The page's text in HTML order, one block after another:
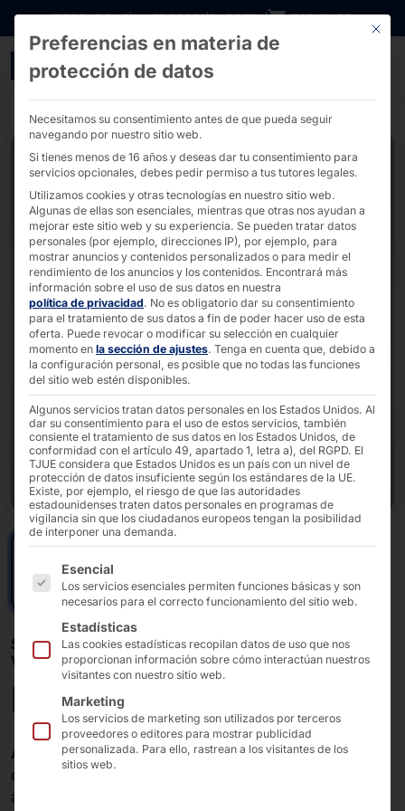
Ir directamente al contenido
DESCARGASINVERSORESCARRERA B2B SHOP
Servidor de
SERVIDOR DE RED AKHET®: CERTIFICADO PARA
WINDOWS SERVER 2025
Essential 2U
AKHET® Essential 2Ucombina una gran potencia de
cálculo con una impresionante capacidad de
almacenamiento de hasta 24 unidades en un formato
Este
Preferencias en materia de
protección de datos
Necesitamos su consentimiento antes de que pueda seguir
navegando por nuestro sitio web.
Si tienes menos de 16 años y deseas dar tu consentimiento para
servicios opcionales, debes pedir permiso a tus tutores legales.
Utilizamos cookies y otras tecnologías en nuestro sitio web.
Algunas de ellas son esenciales, mientras que otras nos ayudan a
mejorar este sitio web y su experiencia. Se pueden tratar datos
personales (por ejemplo, direcciones IP), por ejemplo, para
mostrar anuncios y contenidos personalizados o para medir el
rendimiento de los anuncios y los contenidos. Encontrará más
información sobre el uso de sus datos en nuestra
política de privacidad. No es obligatorio dar su consentimiento
para el tratamiento de sus datos a fin de poder hacer uso de esta
oferta. Puede revocar o modificar su selección en cualquier
momento en la sección de ajustes. Tenga en cuenta que, debido a
la configuración personal, es posible que no todas las funciones
del sitio web estén disponibles.
Algunos servicios tratan datos personales en los Estados Unidos. Al
dar su consentimiento para el uso de estos servicios, también
consiente el tratamiento de sus datos en los Estados Unidos, de
conformidad con el artículo 49, apartado 1, letra a), del RGPD. El
TJUE considera que Estados Unidos es un país con un nivel de
protección de datos insuficiente según los estándares de la UE.
Existe, por ejemplo, el riesgo de que las autoridades
estadounidenses traten datos personales en programas de
vigilancia sin que los ciudadanos europeos tengan la posibilidad
de interponer una demanda.
A continuación se enumeran los grupos de servicios
Esencial
Los servicios esenciales permiten funciones básicas y son
necesarios para el correcto funcionamiento del sitio web.
Estadísticas
Las cookies estadísticas recopilan datos de uso que nos
proporcionan información sobre cómo interactúan nuestros
visitantes con nuestro sitio web.
Marketing
Los servicios de marketing son utilizados por terceros
proveedores o editores para mostrar publicidad
personalizada. Para ello, rastrean a los visitantes de los
sitios web.